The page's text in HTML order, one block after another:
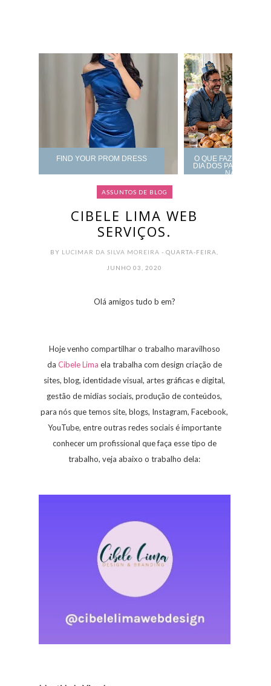
FIND YOUR PROM DRESS
O QUE FAZER DE
DIA DOS PAIS?
NÃO ERRAR
ASSUNTOS DE BLOG
CIBELE LIMA WEB
SERVIÇOS.
BY LUCIMAR DA SILVA MOREIRA- QUARTA-FEIRA,
JUNHO 03, 2020
Olá amigos tudo b em?
Hoje venho compartilhar o trabalho maravilhoso
da Cibele Lima ela trabalha com design criação de
sites, blog, identidade visual, artes gráficas e digital,
gestão de midias sociais, produção de conteúdos,
para nós que temos site, blogs, Instagram, Facebook,
YouTube, entre outras redes sociais é importante
conhecer um profissional que faça esse tipo de
trabalho, veja abaixo o trabalho dela: